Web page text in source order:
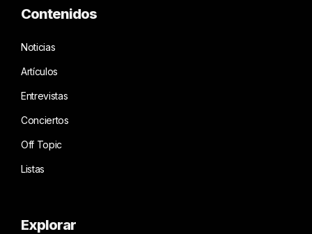
Contenidos
Noticias
Artículos
Entrevistas
Conciertos
Off Topic
Listas
Explorar